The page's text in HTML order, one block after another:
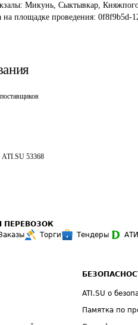
Микунь, Сыктывкар,
на площадке проведения: 0f8f9b5d-
ATI.SU 53368
ПЕРЕВОЗОК
Торги Тендеры
ATI.SU о
Памятка по